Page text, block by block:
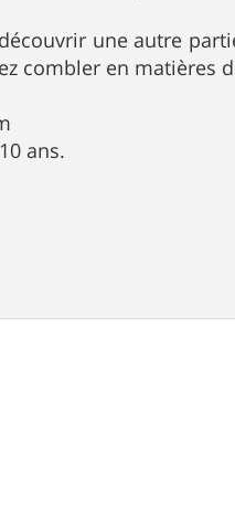
une autre
combler en matières
ans.